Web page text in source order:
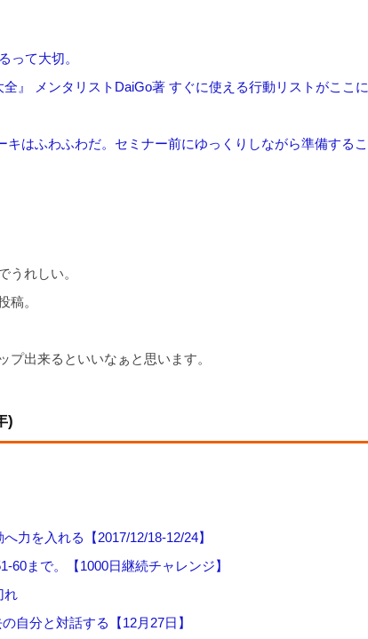
って大切。
』 メンタリストDaiGo著 すぐに使える行動リストがここに
キはふわふわだ。セミナー前にゆっくりしながら準備するこ
うれしい。
稿。
出来るといいなぁと思います。
)
力を入れる【2017/12/18-12/24】
60まで。【1000日継続チャレンジ】
れ
自分と対話する【12月27日】